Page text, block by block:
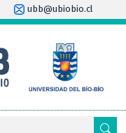
ubb@ubiobio.cl